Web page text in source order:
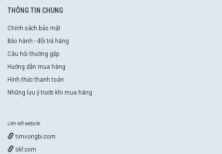
THÔNG TIN CHUNG
Chính sách bảo mật
Bảo hành - đổi trả hàng
Câu hỏi thường gặp
Hướng dẫn mua hàng
Hình thức thanh toán
Những lưu ý trước khi mua hàng
Liên kết website
timvongbi.com
skf.com